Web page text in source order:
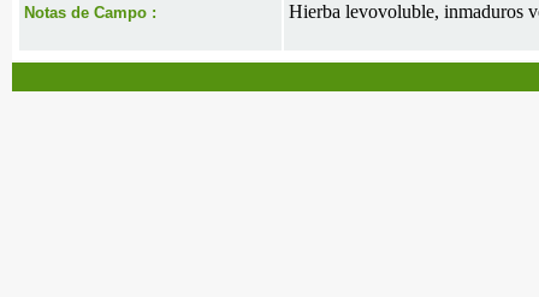
Notas de Campo : Hierba levovoluble, inmaduros